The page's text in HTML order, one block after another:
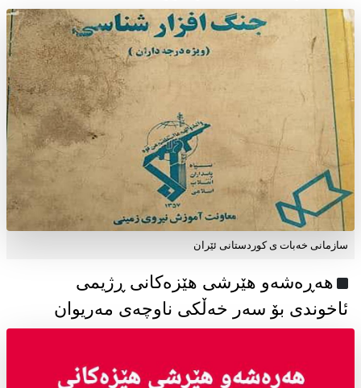
سازمانی خەبات ی كوردستانی ئێران
هەڕەشەو هێرشی هێزەکانی ڕژیمی
ئاخوندی بۆ سەر خەڵکی ناوچەی مەریوان